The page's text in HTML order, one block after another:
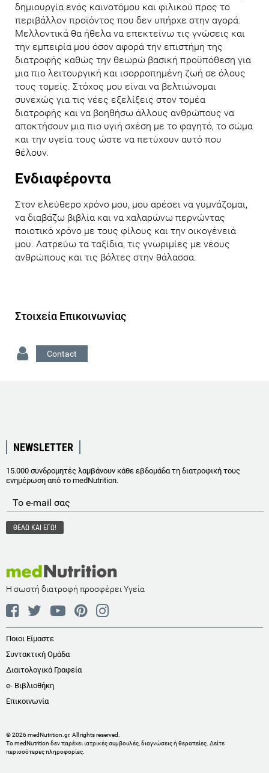
δημιουργία ενός καινοτόμου και φιλικού προς το
περιβάλλον προϊόντος που δεν υπήρχε στην αγορά.
Μελλοντικά θα ήθελα να επεκτείνω τις γνώσεις και
την εμπειρία μου όσον αφορά την επιστήμη της
διατροφής καθώς την θεωρώ βασική προϋπόθεση για
μια πιο λειτουργική και ισορροπημένη ζωή σε όλους
τους τομείς. Στόχος μου είναι να βελτιώνομαι
συνεχώς για τις νέες εξελίξεις στον τομέα
διατροφής και να βοηθήσω άλλους ανθρώπους να
αποκτήσουν μια πιο υγιή σχέση με το φαγητό, το σώμα
και την υγεία τους ώστε να πετύχουν αυτό που
θέλουν.
Ενδιαφέροντα
Στον ελεύθερο χρόνο μου, μου αρέσει να γυμνάζομαι,
να διαβάζω βιβλία και να χαλαρώνω περνώντας
ποιοτικό χρόνο με τους φίλους και την οικογένειά
μου. Λατρεύω τα ταξίδια, τις γνωριμίες με νέους
ανθρώπους και τις βόλτες στην θάλασσα.
Στοιχεία Επικοινωνίας
Contact
NEWSLETTER
15.000 συνδρομητές λαμβάνουν κάθε εβδομάδα τη διατροφική τους
ενημέρωση από το medNutrition.
Η σωστή διατροφή προσφέρει Υγεία
Ποιοι Είμαστε
Συντακτική Ομάδα
Διαιτολογικά Γραφεία
e- Βιβλιοθήκη
Επικοινωνία
© 2026 medNutrition.gr. All rights reserved.
Το medNutrition δεν παρέχει ιατρικές συμβουλές, διαγνώσεις ή θεραπείες. Δείτε
περισσότερες πληροφορίες